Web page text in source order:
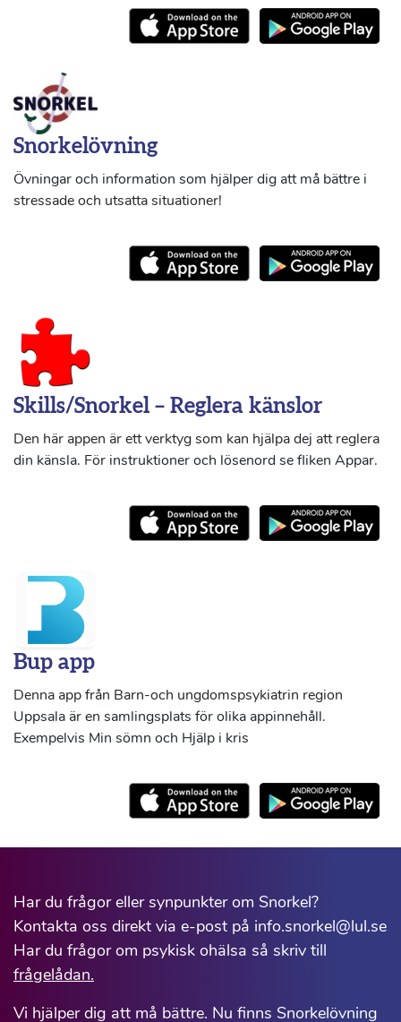
Snorkelövning
Övningar och information som hjälper dig att må bättre i
stressade och utsatta situationer!
Skills/Snorkel – Reglera känslor
Den här appen är ett verktyg som kan hjälpa dej att reglera
din känsla. För instruktioner och lösenord se fliken Appar.
Bup app
Denna app från Barn-och ungdomspsykiatrin region
Uppsala är en samlingsplats för olika appinnehåll.
Exempelvis Min sömn och Hjälp i kris
Har du frågor eller synpunkter om Snorkel?
Kontakta oss direkt via e-post på info.snorkel@lul.se
Har du frågor om psykisk ohälsa så skriv till
frågelådan.
Vi hjälper dig att må bättre. Nu finns Snorkelövning